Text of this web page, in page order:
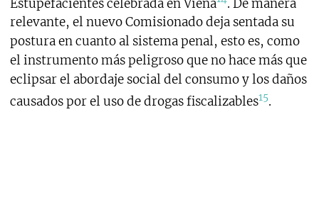
relevante, el nuevo Comisionado deja sentada su
postura en cuanto al sistema penal, esto es, como
el instrumento más peligroso que no hace más que
eclipsar el abordaje social del consumo y los daños
causados por el uso de drogas fiscalizables15.